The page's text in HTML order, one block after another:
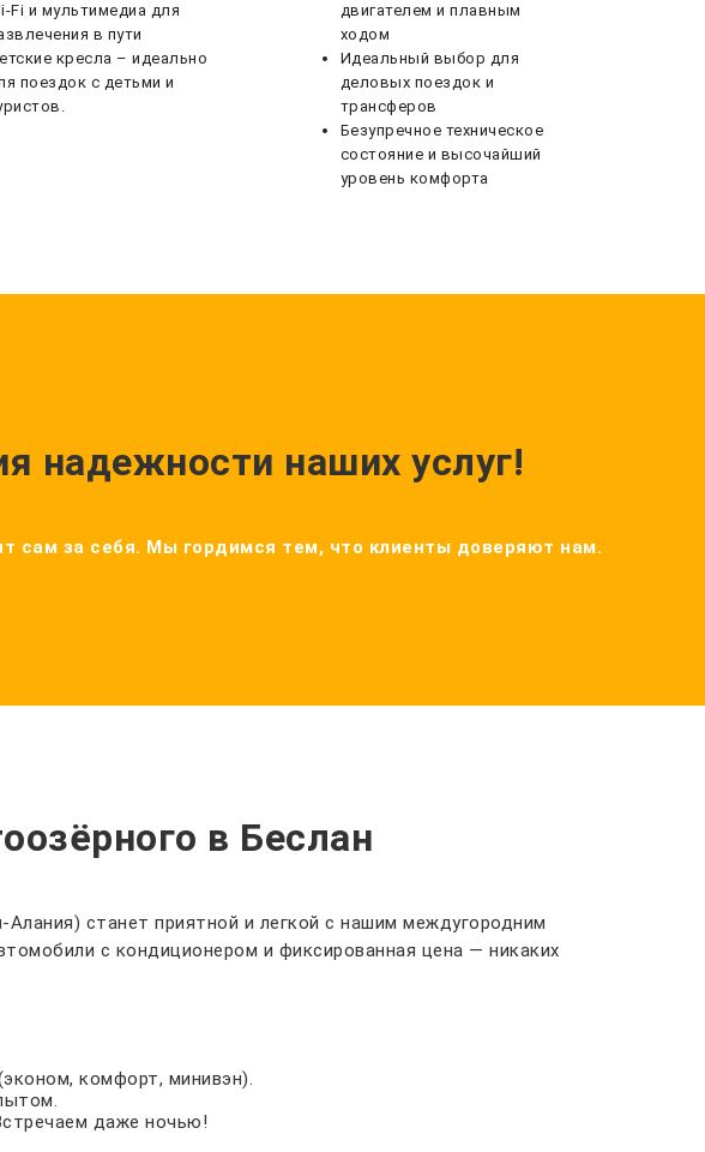
Fi и мультимедиа для
в пути
кресла – идеально
поездок с детьми и
двигателем и плавным
ходом
Идеальный выбор для
деловых поездок и
трансферов
Безупречное техническое
состояние и высочайший
уровень комфорта
надежности наших услуг!
сам за себя. Мы гордимся тем, что клиенты доверяют нам.
в Беслан
станет приятной и легкой с нашим междугородним
с кондиционером и фиксированная цена — никаких
комфорт, минивэн).
даже ночью!